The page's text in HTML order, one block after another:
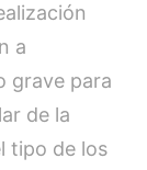
a
grave para
de la
tipo de los